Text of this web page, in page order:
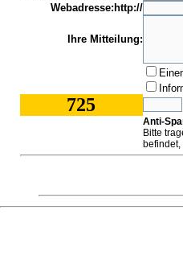
Webadresse:http://
Ihre Mitteilung:
725
Anti-
Bitte
befindet,